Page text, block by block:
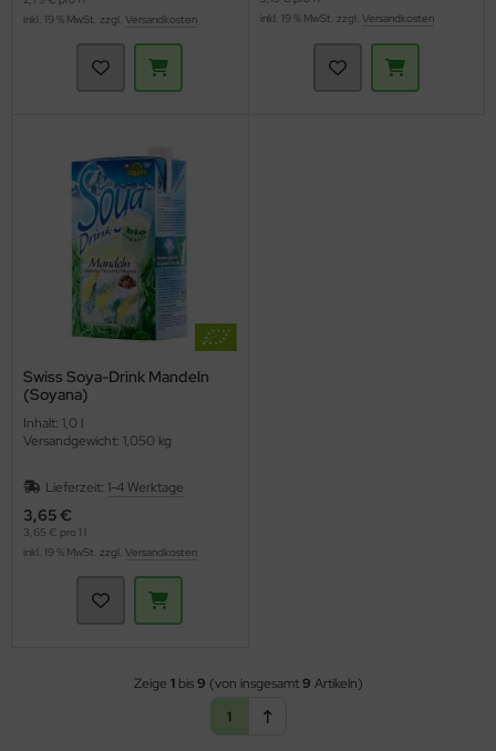
inkl. 19 % MwSt. zzgl. Versandkosten
inkl. 19 % MwSt. zzgl. Versandkosten
Swiss Soya-Drink Mandeln
(Soyana)
Inhalt: 1,0 l
Versandgewicht: 1,050 kg
Lieferzeit: 1-4 Werktage
3,65 €
3,65 € pro 1 l
inkl. 19 % MwSt. zzgl. Versandkosten
Zeige 1bis9 (von insgesamt9 Artikeln)
1